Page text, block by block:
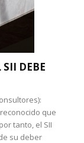
DEBE
que
tanto, el SII
su deber